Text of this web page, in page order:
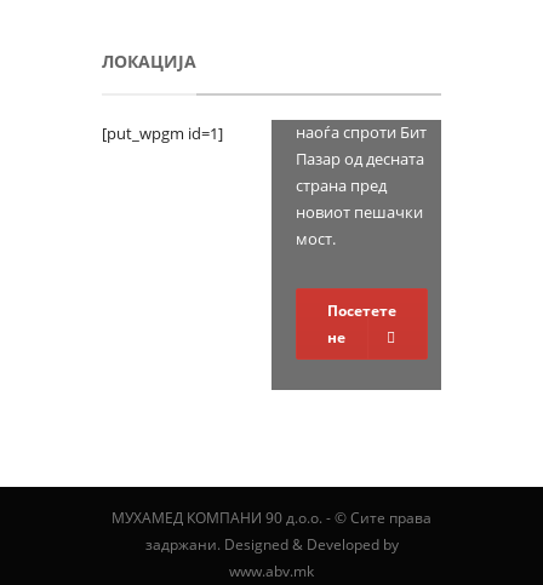
ЛОКАЦИЈА
[put_wpgm id=1]
наоѓа спроти Бит
Пазар од десната
страна пред
новиот пешачки
мост.
Посетете
не
МУХАМЕД КОМПАНИ 90 д.о.о. - © Сите права
задржани. Designed & Developed by
www.abv.mk